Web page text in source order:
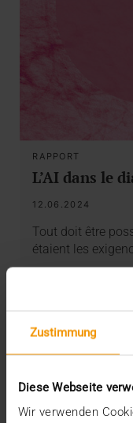
Zustimmung
Diese Webseite
Wir verwenden
RAPPORT
L’AI dans le
12.06.2024
Tout doit être
étaient les